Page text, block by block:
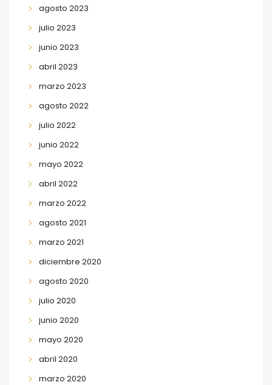
agosto 2023
julio 2023
junio 2023
abril 2023
marzo 2023
agosto 2022
julio 2022
junio 2022
mayo 2022
abril 2022
marzo 2022
agosto 2021
marzo 2021
diciembre 2020
agosto 2020
julio 2020
junio 2020
mayo 2020
abril 2020
marzo 2020